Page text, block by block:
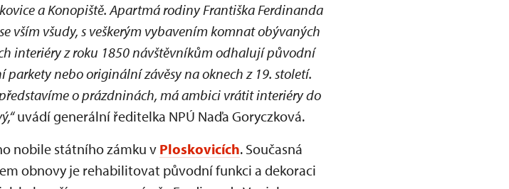
a Konopiště. Apartmá rodiny Františka Ferdinanda
vším všudy, s veškerým vybavením komnat obývaných
interiéry z roku 1850 návštěvníkům odhalují původní
nebo originální závěsy na oknech z 19. století.
o prázdninách, má ambici vrátit interiéry do
uvádí generální ředitelka NPÚ Naďa Goryczková.
nobile státního zámku v Ploskovicích. Současná
obnovy je rehabilitovat původní funkci a dekoraci